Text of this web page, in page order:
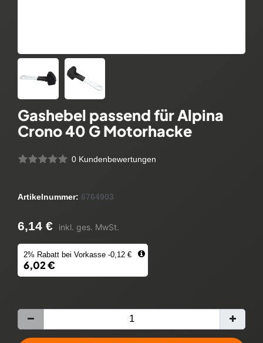
Gashebel passend für Alpina
Crono 40 G Motorhacke
0 Kundenbewertungen
Artikelnummer: 6764903
6,14 € inkl. ges. MwSt.
2% Rabatt bei Vorkasse -0,12 €
6,02 €